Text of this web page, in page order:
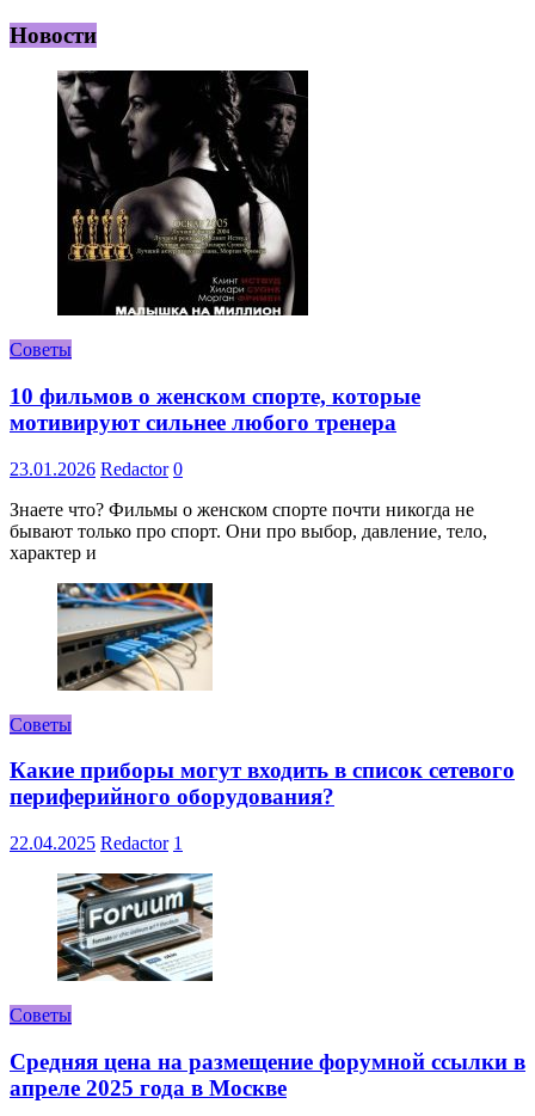
Новости
Советы
10 фильмов о женском спорте, которые
мотивируют сильнее любого тренера
23.01.2026 Redactor 0
Знаете что? Фильмы о женском спорте почти никогда не
бывают только про спорт. Они про выбор, давление, тело,
характер и
Советы
Какие приборы могут входить в список сетевого
периферийного оборудования?
22.04.2025 Redactor 1
Советы
Средняя цена на размещение форумной ссылки в
апреле 2025 года в Москве